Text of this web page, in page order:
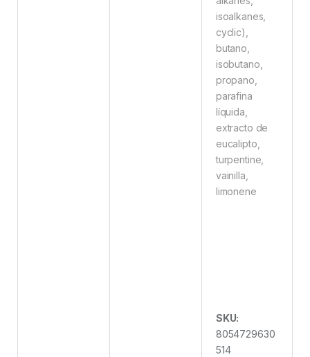
isoalkanes,
cyclic),
butano,
isobutano,
propano,
parafina
líquida,
extracto de
eucalipto,
turpentine,
vainilla,
limonene
SKU:
8054729630
514